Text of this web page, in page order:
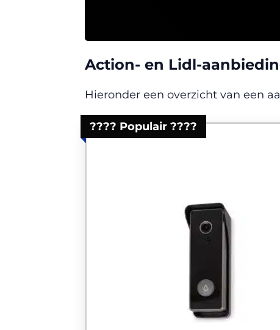
Action- en Lidl-
Hieronder een overzicht van een
???? Populair ????